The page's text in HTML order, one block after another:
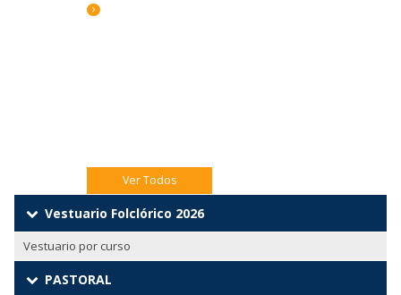
Ver Todos
Vestuario Folclórico 2026
Vestuario por curso
PASTORAL